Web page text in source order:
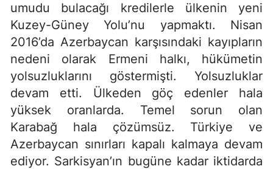
umudu bulacağı kredilerle ülkenin yeni
Kuzey-Güney Yolu’nu yapmaktı. Nisan
2016’da Azerbaycan karşısındaki kayıpların
nedeni olarak Ermeni halkı, hükümetin
yolsuzluklarını göstermişti. Yolsuzluklar
devam etti. Ülkeden göç edenler hala
yüksek oranlarda. Temel sorun olan
Karabağ hala çözümsüz. Türkiye ve
Azerbaycan sınırları kapalı kalmaya devam
ediyor. Sarkisyan’ın bugüne kadar iktidarda